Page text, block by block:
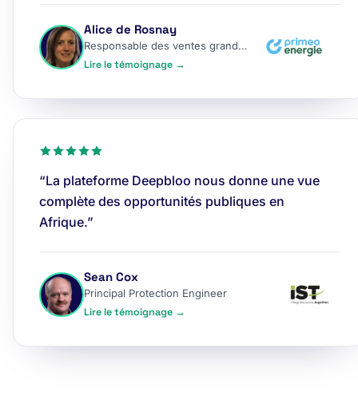
Alice de Rosnay
Responsable des ventes grands comptes
Lire le témoignage →
“La plateforme Deepbloo nous donne une vue
complète des opportunités publiques en
Afrique.”
Sean Cox
Principal Protection Engineer
Lire le témoignage →